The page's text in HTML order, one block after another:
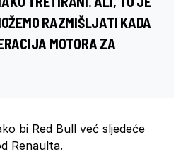
RAZMIŠLJATI KADA
MOTORA ZA
bi Red Bull već sljedeće
Renaulta.